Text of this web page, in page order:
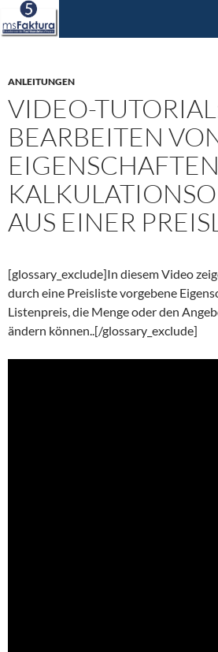
ZUM
ANLEITUNGEN
VIDEO-
BEARBEITEN
AUS EINER
[glossary_exclude]In diesem Video
durch eine Preisliste vorgebene
Listenpreis, die Menge oder den
ändern können..[/glossary_exclude]